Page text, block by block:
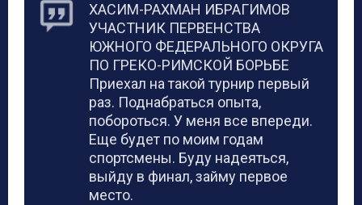
ХАСИМ-РАХМАН ИБРАГИМОВ
УЧАСТНИК ПЕРВЕНСТВА
ЮЖНОГО ФЕДЕРАЛЬНОГО ОКРУГА
ПО ГРЕКО-РИМСКОЙ БОРЬБЕ
Приехал на такой турнир первый
раз. Поднабраться опыта,
побороться. У меня все впереди.
Еще будет по моим годам
спортсмены. Буду надеяться,
выйду в финал, займу первое
место.